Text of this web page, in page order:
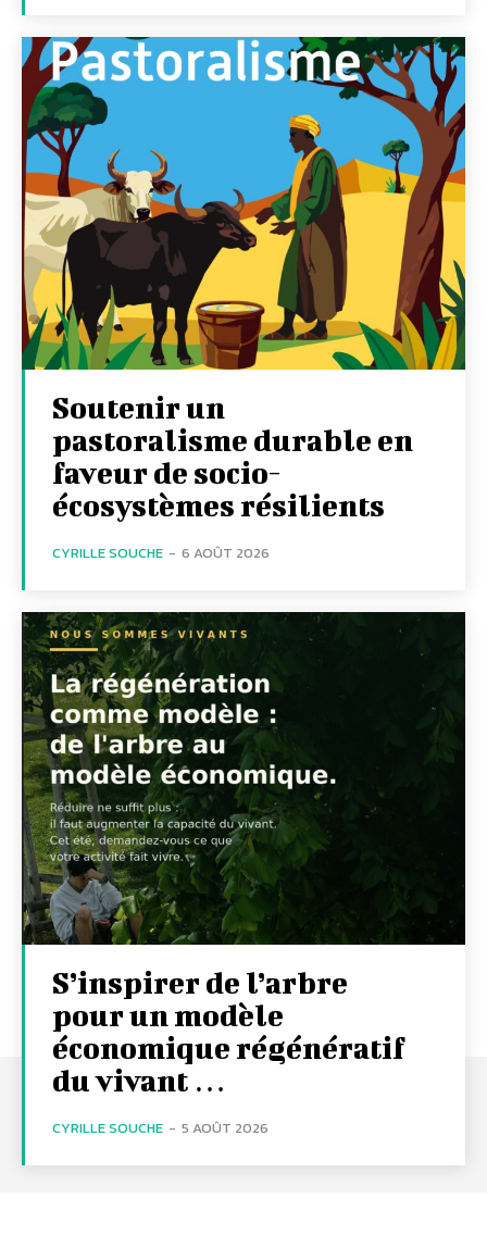
Soutenir un
pastoralisme durable en
faveur de socio-
écosystèmes résilients
CYRILLE SOUCHE - 6 AOÛT 2026
S’inspirer de l’arbre
pour un modèle
économique régénératif
du vivant …
CYRILLE SOUCHE - 5 AOÛT 2026